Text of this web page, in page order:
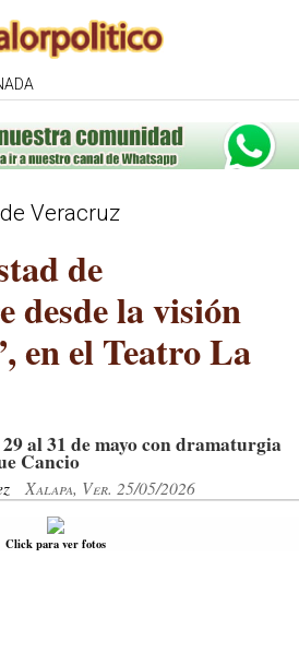
Veracruz
de
desde la visión
en el Teatro La
al 31 de mayo con dramaturgia
Cancio
Xalapa, Ver. 25/05/2026
Click para ver fotos